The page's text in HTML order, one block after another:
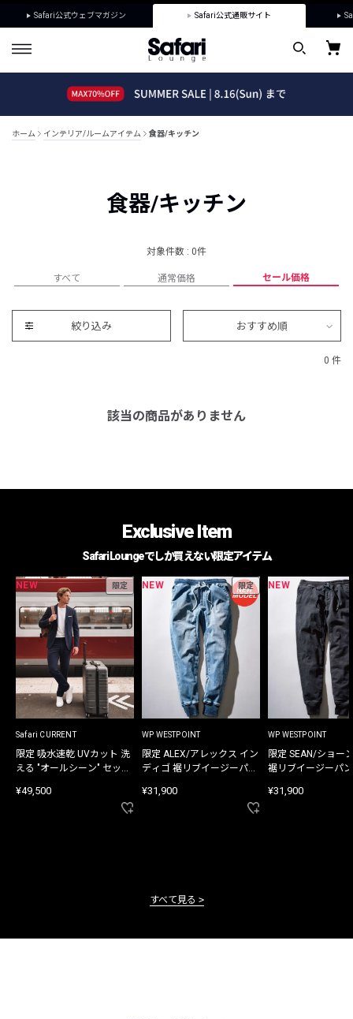
Safari公式ウェブマガジン Safari公式通販サイト
ホーム インテリア/ルームアイテム 食器/キッチン
食器/キッチン
対象件数 : 0件
すべて 通常価格 セール価格
絞り込み おすすめ順
0 件
該当の商品がありません
Exclusive Item
Safari Loungeでしか買えない限定アイテム
NEW 限定
Safari CURRENT
限定 吸水速乾 UVカット 洗
える "オールシーン" セット
¥49,500
NEW 限定
WP WESTPOINT
限定 ALEX/アレックス イン
ディゴ 裾リブイージーパン
¥31,900
NEW
WP WESTPOINT
限定 SEAN/ショー
裾リブイージーパ
¥31,900
すべて見る